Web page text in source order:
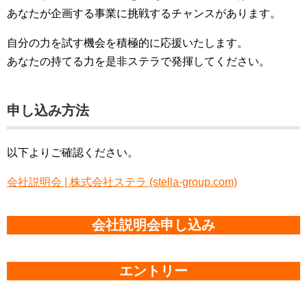
あなたが企画する事業に挑戦するチャンスがあります。
自分の力を試す機会を積極的に応援いたします。
あなたの持てる力を是非ステラで発揮してください。
申し込み方法
以下よりご確認ください。
会社説明会 | 株式会社ステラ (stella-group.com)
会社説明会申し込み
エントリー